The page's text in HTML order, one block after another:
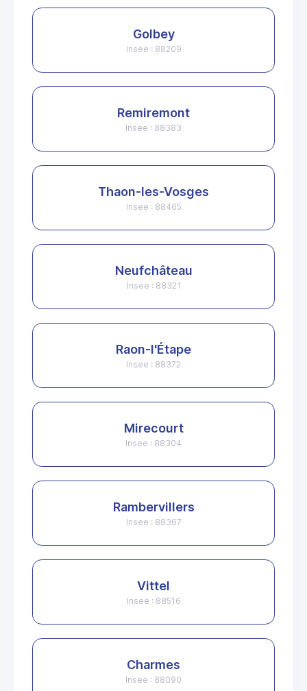
Golbey
Insee : 88209
Remiremont
Insee : 88383
Thaon-les-Vosges
Insee : 88465
Neufchâteau
Insee : 88321
Raon-l'Étape
Insee : 88372
Mirecourt
Insee : 88304
Rambervillers
Insee : 88367
Vittel
Insee : 88516
Charmes
Insee : 88090